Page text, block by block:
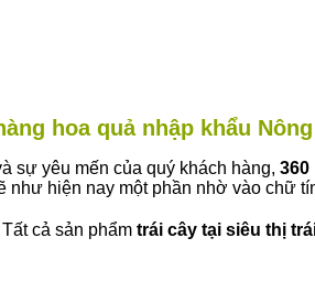
hoa quả nhập khẩu
sự yêu mến của quý khách hàng, 360
như hiện nay một phần nhờ vào chữ
cả sản phẩm trái cây tại siêu thị